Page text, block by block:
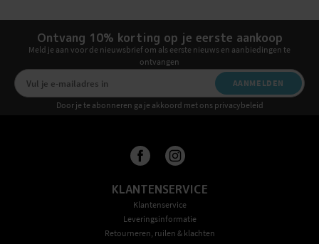
Ontvang 10% korting op je eerste aankoop
Meld je aan voor de nieuwsbrief om als eerste nieuws en aanbiedingen te
ontvangen
AANMELDEN
Door je te abonneren ga je akkoord met ons privacybeleid
KLANTENSERVICE
Klantenservice
Leveringsinformatie
Retourneren, ruilen & klachten